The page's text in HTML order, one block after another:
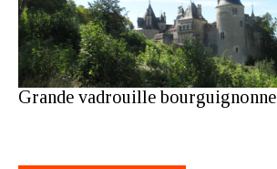
Grande vadrouille bourguignonne